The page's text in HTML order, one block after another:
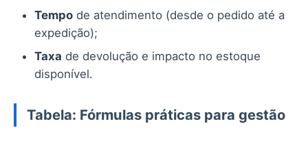
Tempo de atendimento (desde o pedido até a
expedição);
Taxa de devolução e impacto no estoque
disponível.
Tabela: Fórmulas práticas para gestão